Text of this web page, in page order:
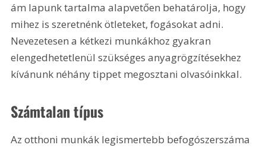
ám lapunk tartalma alapvetően behatárolja, hogy
mihez is szeretnénk ötleteket, fogásokat adni.
Nevezetesen a kétkezi munkákhoz gyakran
elengedhetetlenül szükséges anyagrögzítésekhez
kívánunk néhány tippet megosztani olvasóinkkal.
Számtalan típus
Az otthoni munkák legismertebb befogószerszáma